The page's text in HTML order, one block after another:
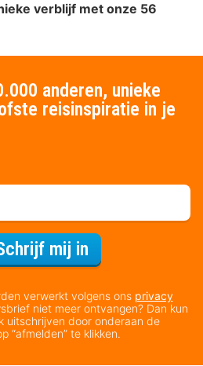
verblijf met onze 56
anderen, unieke
reisinspiratie in je
mij in
verwerkt volgens ons privacy
niet meer ontvangen? Dan kun
uitschrijven door onderaan de
“afmelden” te klikken.